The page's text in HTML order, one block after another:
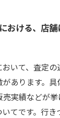
おける、店
いて、査定の
あります。
実績などが挙
てです。行き